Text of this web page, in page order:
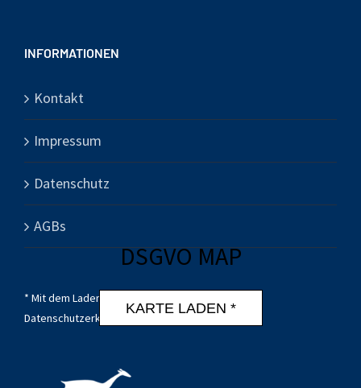
INFORMATIONEN
Kontakt
Impressum
Datenschutz
AGBs
DSGVO MAP
KARTE LADEN *
* Mit dem Laden der Karte akzeptierst du die
Datenschutzerklärung von Google. Mehr erfahren